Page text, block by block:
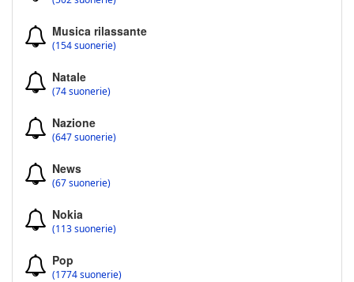
Musica rilassante
(154 suonerie)
Natale
(74 suonerie)
Nazione
(647 suonerie)
News
(67 suonerie)
Nokia
(113 suonerie)
Pop
(1774 suonerie)